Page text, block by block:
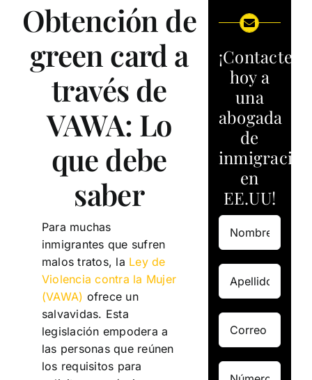
Obtención de
green card a
través de
VAWA: Lo
que debe
saber
Para muchas
inmigrantes que sufren
malos tratos, la Ley de
Violencia contra la Mujer
(VAWA) ofrece un
salvavidas. Esta
legislación empodera a
las personas que reúnen
los requisitos para
¡Contacte
hoy a
una
abogada
de
inmigración
en
EE.UU!